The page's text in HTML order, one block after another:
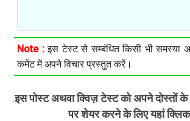
Note :इस टेस्ट से सम्बंधित किसी भी समस्या
कमेंट में अपने विचार प्रस्तुत करें।
.इस पोस्ट अथवा क्विज़ टेस्ट को अपने दोस्तों
पर शेयर करने के लिए यहां